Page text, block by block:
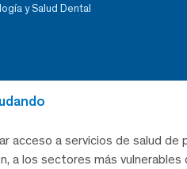
y Salud Dental
acceso a servicios de salud
a los sectores más